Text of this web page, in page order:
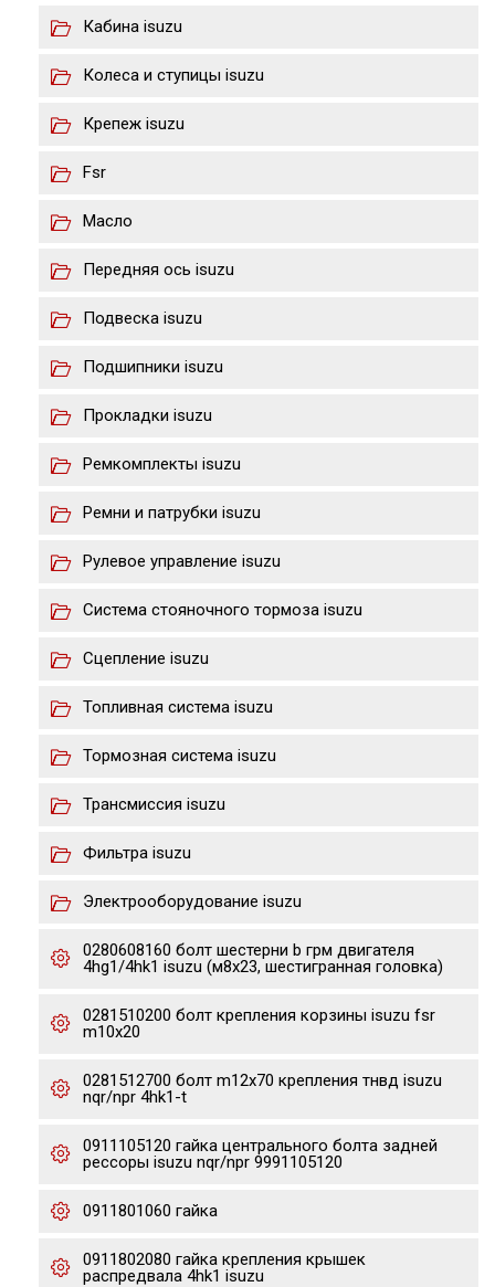
Кабина isuzu
Колеса и ступицы isuzu
Крепеж isuzu
Fsr
Масло
Передняя ось isuzu
Подвеска isuzu
Подшипники isuzu
Прокладки isuzu
Ремкомплекты isuzu
Ремни и патрубки isuzu
Рулевое управление isuzu
Система стояночного тормоза isuzu
Сцепление isuzu
Топливная система isuzu
Тормозная система isuzu
Трансмиссия isuzu
Фильтра isuzu
Электрооборудование isuzu
0280608160 болт шестерни b грм двигателя
4hg1/4hk1 isuzu (м8х23, шестигранная головка)
0281510200 болт крепления корзины isuzu fsr
m10x20
0281512700 болт m12x70 крепления тнвд isuzu
nqr/npr 4hk1-t
0911105120 гайка центрального болта задней
рессоры isuzu nqr/npr 9991105120
0911801060 гайка
0911802080 гайка крепления крышек
распредвала 4hk1 isuzu